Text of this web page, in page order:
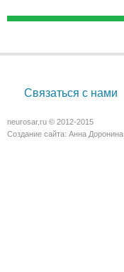
Связаться с нами
neurosar.ru © 2012-2015
Создание сайта: Анна Доронина